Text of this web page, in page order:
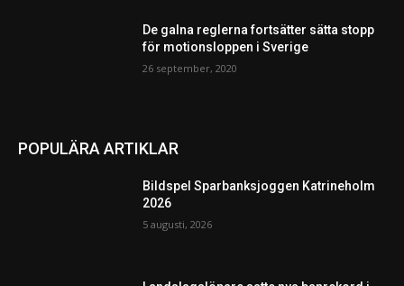
De galna reglerna fortsätter sätta stopp
för motionsloppen i Sverige
26 september, 2020
POPULÄRA ARTIKLAR
Bildspel Sparbanksjoggen Katrineholm
2026
5 augusti, 2026